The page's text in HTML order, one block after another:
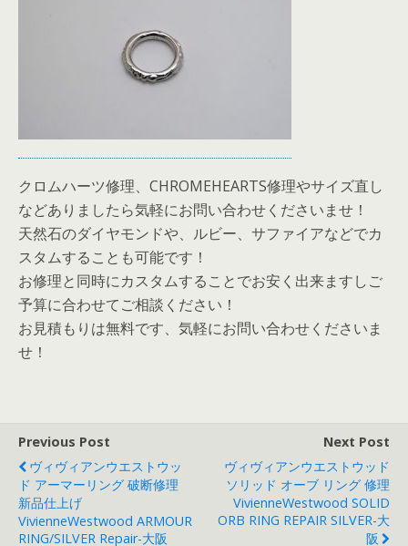
クロムハーツ修理、CHROMEHEARTS修理やサイズ直し
などありましたら気軽にお問い合わせくださいませ！
天然石のダイヤモンドや、ルビー、サファイアなどでカ
スタムすることも可能です！
お修理と同時にカスタムすることでお安く出来ますしご
予算に合わせてご相談ください！
お見積もりは無料です、気軽にお問い合わせくださいま
せ！
Previous Post
ヴィヴィアンウエストウッ
ド アーマーリング 破断修理
新品仕上げ
VivienneWestwood ARMOUR
RING/SILVER Repair-大阪
Next Post
ヴィヴィアンウエストウッド
ソリッド オーブ リング 修理
VivienneWestwood SOLID
ORB RING REPAIR SILVER-大
阪